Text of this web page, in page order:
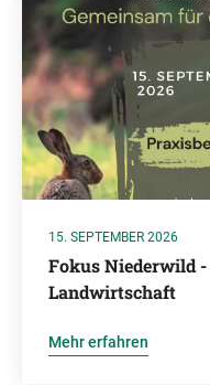
15. SEPTEMBER 2026
Fokus Niederwild
Landwirtschaft
Mehr erfahren